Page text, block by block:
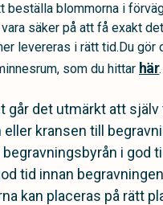
beställa blommorna i
säker på att få exakt
levereras i rätt tid.Du gör
som du hittar här.
går det utmärkt att själv
eller kransen till
i god
tid innan
kan placeras på rätt